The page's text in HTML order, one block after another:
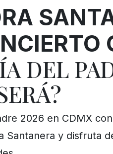
DEL
2026 en CDMX
Santanera y disfruta